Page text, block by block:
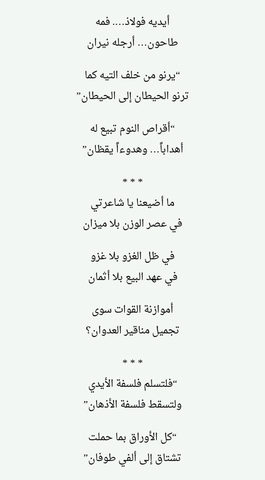
أيديه فولاذ…. فمه
طاحون… أرجله نيران
“يرنو من خلف التيه كما
ترنو الحيطان إلى الحيطان”
“أقراص النوم تبيع له
أهداباً… وهدوءاً يقظان”
* * *
ما أضيعنا يا شاعرتي
في عصر الوزن بلا ميزان
في ظل الغزو بلا غزو
في عهد البيع بلا أثمان
أموازنة القوات سوى
تجميل مناقير العدوان؟
* * *
“فلتسلم فلسفة الأيدي
ولتسقط فلسفة الأذهان”
“كل الأوراق بما حملت
تشتاق إلى ألفي طوفان”